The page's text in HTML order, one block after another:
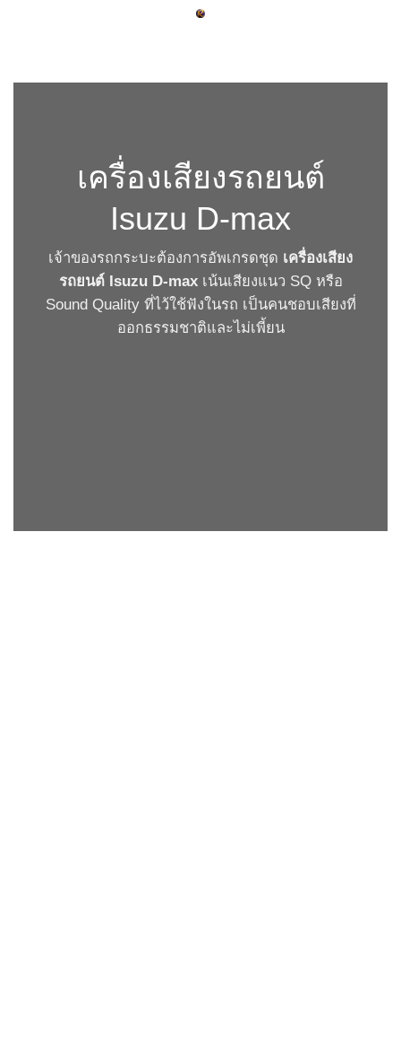
เครื่องเสียงรถยนต์
Isuzu D-max
เจ้าของรถกระบะต้องการอัพเกรดชุด เครื่องเสียง
รถยนต์ Isuzu D-maxเน้นเสียงแนว SQ หรือ
Sound Quality ที่ไว้ใช้ฟังในรถ เป็นคนชอบเสียงที่
ออกธรรมชาติและไม่เพี้ยน